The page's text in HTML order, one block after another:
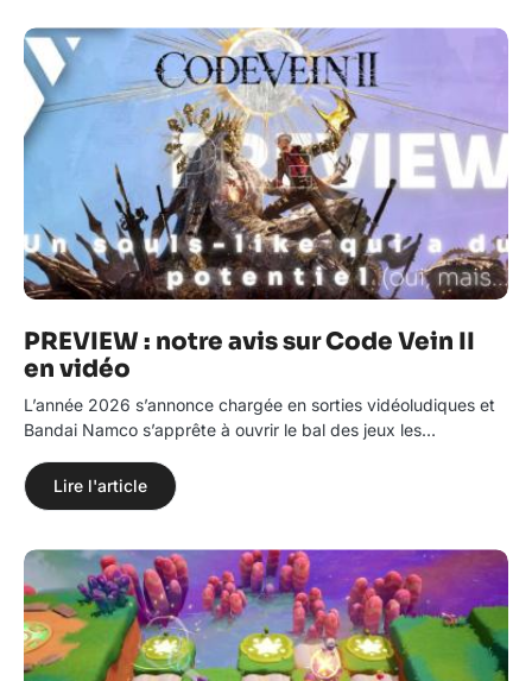
PREVIEW : notre avis sur Code Vein II
en vidéo
L’année 2026 s’annonce chargée en sorties vidéoludiques et
Bandai Namco s’apprête à ouvrir le bal des jeux les…
Lire l'article